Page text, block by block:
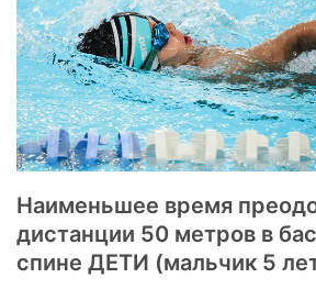
Наименьшее время
дистанции 50 метров в
спине ДЕТИ (мальчик 5